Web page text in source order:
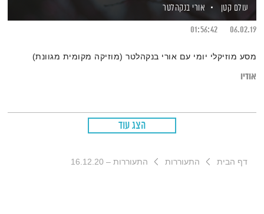
עולם קטן
אורי בנקהלטר
06.02.19
01:56:42
מסע מוזיקלי יומי עם אורי בנקהלטר (מוזיקה מקומית מגוונת)
אודיו
הצג עוד
דף הבית התעוררות התעוררות – 16.12.20